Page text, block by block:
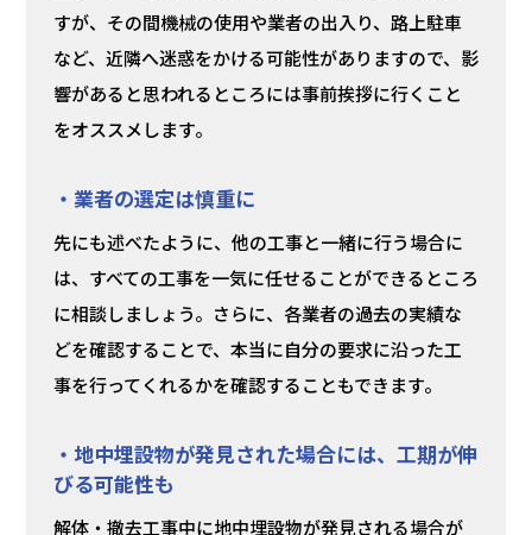
すが、その間機械の使用や業者の出入り、路上駐車
など、近隣へ迷惑をかける可能性がありますので、影
響があると思われるところには事前挨拶に行くこと
をオススメします。
・業者の選定は慎重に
先にも述べたように、他の工事と一緒に行う場合に
は、すべての工事を一気に任せることができるところ
に相談しましょう。さらに、各業者の過去の実績な
どを確認することで、本当に自分の要求に沿った工
事を行ってくれるかを確認することもできます。
・地中埋設物が発見された場合には、工期が伸
びる可能性も
解体・撤去工事中に地中埋設物が発見される場合が